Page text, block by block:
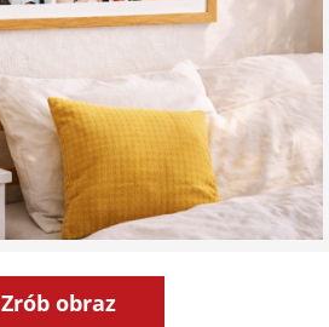
Zrób obraz